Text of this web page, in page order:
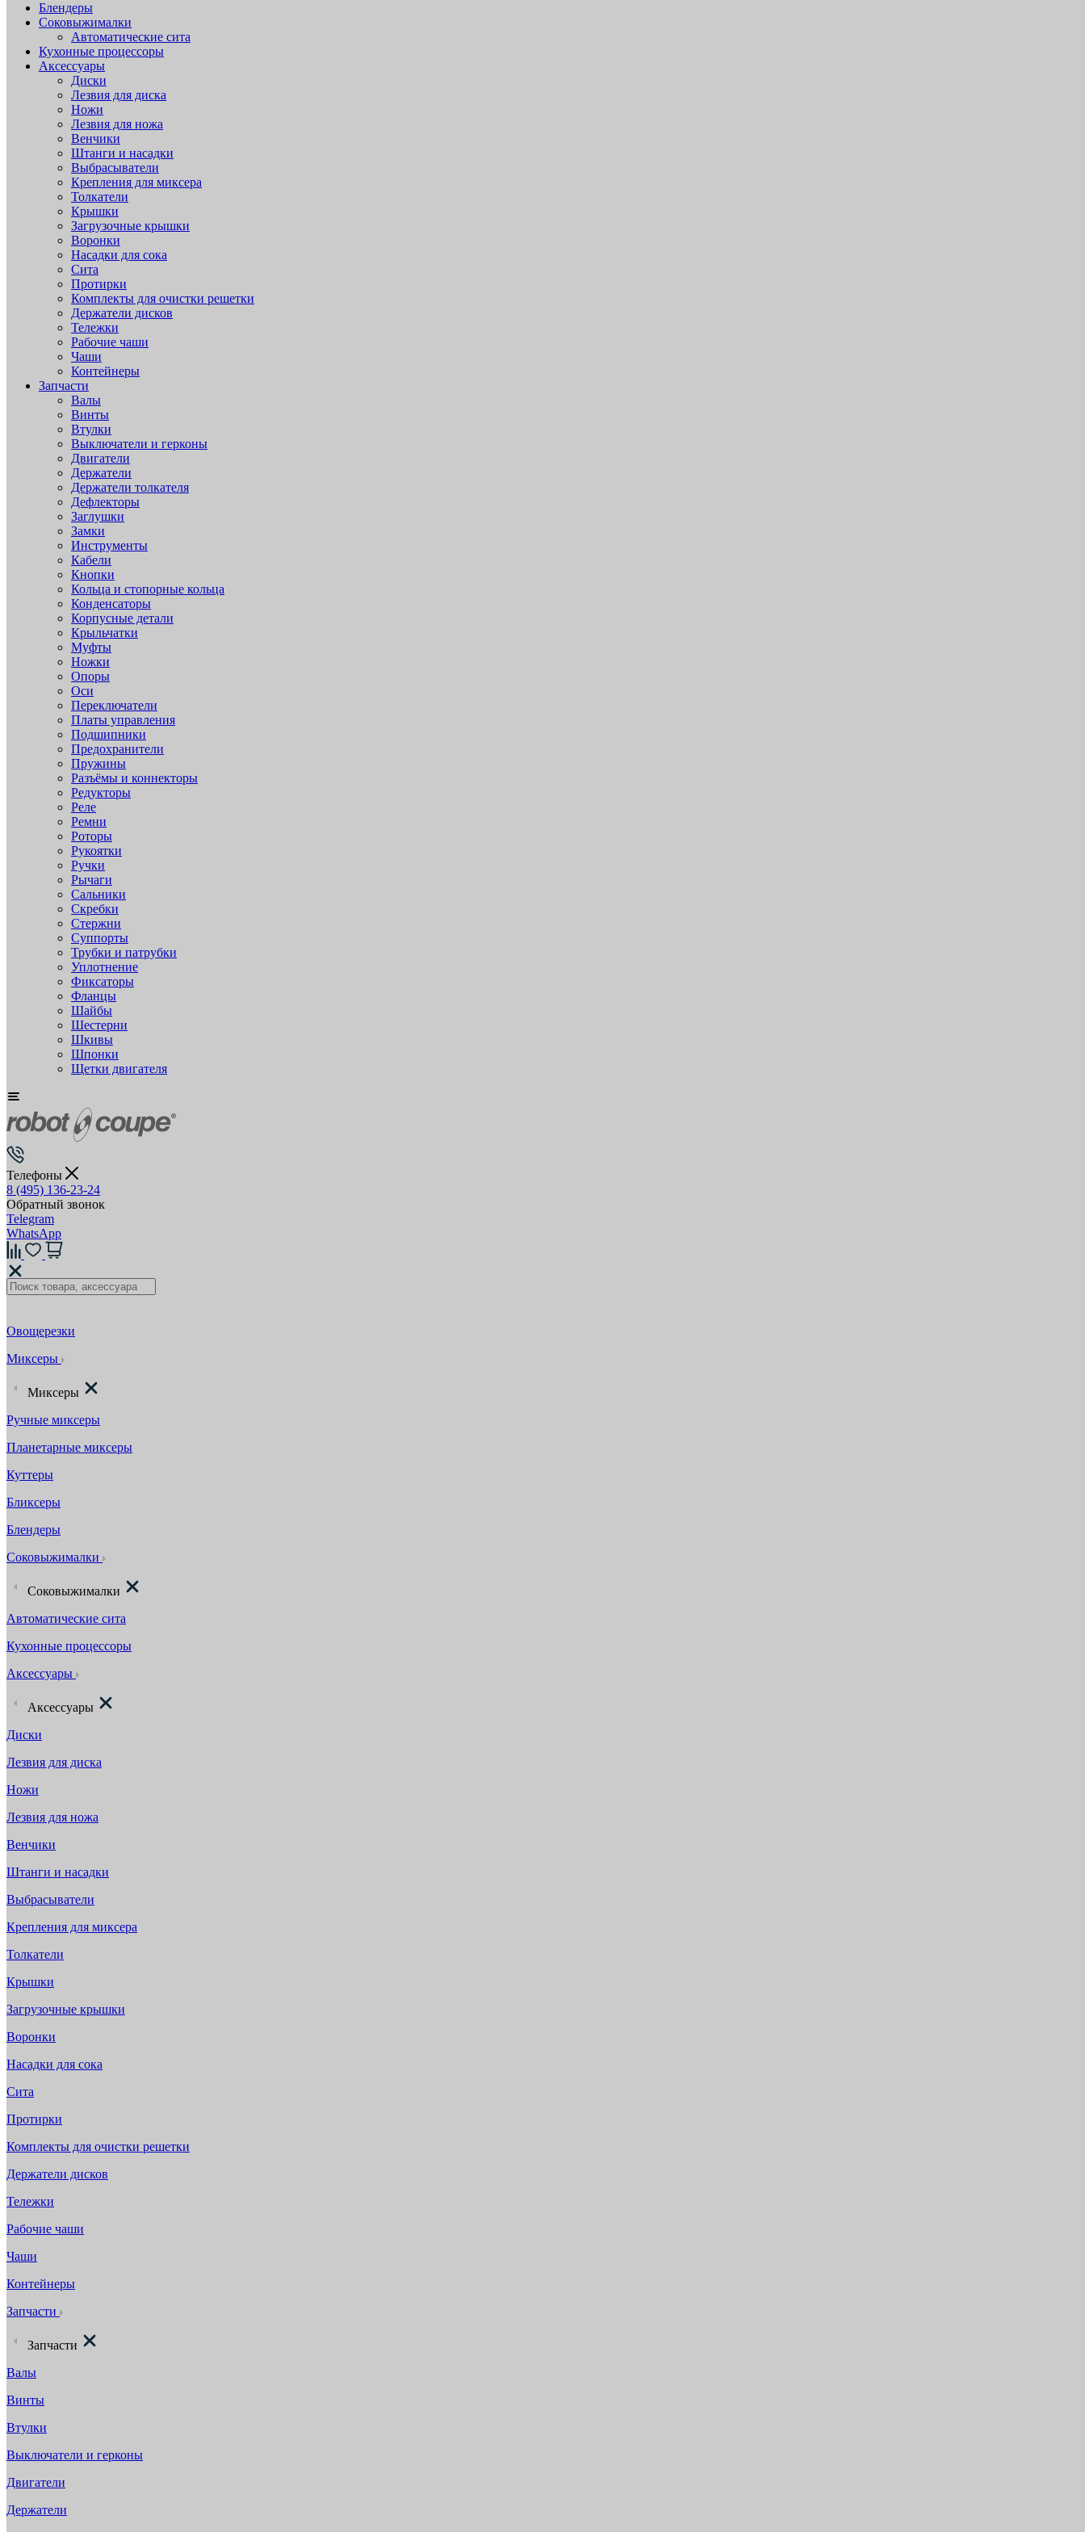
Блендеры
Соковыжималки
Автоматические сита
Кухонные процессоры
Аксессуары
Диски
Лезвия для диска
Ножи
Лезвия для ножа
Венчики
Штанги и насадки
Выбрасыватели
Крепления для миксера
Толкатели
Крышки
Загрузочные крышки
Воронки
Насадки для сока
Сита
Протирки
Комплекты для очистки решетки
Держатели дисков
Тележки
Рабочие чаши
Чаши
Контейнеры
Запчасти
Валы
Винты
Втулки
Выключатели и герконы
Двигатели
Держатели
Держатели толкателя
Дефлекторы
Заглушки
Замки
Инструменты
Кабели
Кнопки
Кольца и стопорные кольца
Конденсаторы
Корпусные детали
Крыльчатки
Муфты
Ножки
Опоры
Оси
Переключатели
Платы управления
Подшипники
Предохранители
Пружины
Разъёмы и коннекторы
Редукторы
Реле
Ремни
Роторы
Рукоятки
Ручки
Рычаги
Сальники
Скребки
Стержни
Суппорты
Трубки и патрубки
Уплотнение
Фиксаторы
Фланцы
Шайбы
Шестерни
Шкивы
Шпонки
Щетки двигателя
Телефоны
8 (495) 136-23-24
Обратный звонок
Telegram
WhatsApp
Овощерезки
Миксеры
Миксеры
Ручные миксеры
Планетарные миксеры
Куттеры
Бликсеры
Блендеры
Соковыжималки
Соковыжималки
Автоматические сита
Кухонные процессоры
Аксессуары
Аксессуары
Диски
Лезвия для диска
Ножи
Лезвия для ножа
Венчики
Штанги и насадки
Выбрасыватели
Крепления для миксера
Толкатели
Крышки
Загрузочные крышки
Воронки
Насадки для сока
Сита
Протирки
Комплекты для очистки решетки
Держатели дисков
Тележки
Рабочие чаши
Чаши
Контейнеры
Запчасти
Запчасти
Валы
Винты
Втулки
Выключатели и герконы
Двигатели
Держатели